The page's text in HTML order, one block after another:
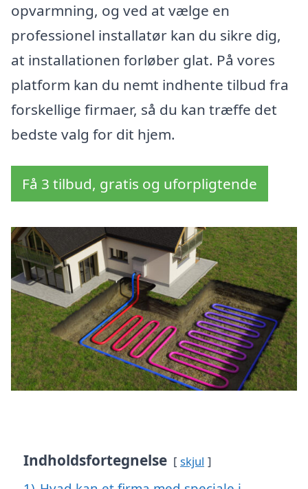
opvarmning, og ved at vælge en
professionel installatør kan du sikre dig,
at installationen forløber glat. På vores
platform kan du nemt indhente tilbud fra
forskellige firmaer, så du kan træffe det
bedste valg for dit hjem.
Få 3 tilbud, gratis og uforpligtende
Indholdsfortegnelse skjul